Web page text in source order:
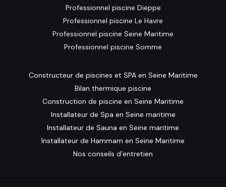
Professionnel piscine Dieppe
Professionnel piscine Le Havre
Professionnel piscine Seine Maritime
Professionnel piscine Somme
Constructeur de piscines et SPA en Seine Maritime
Bilan thermique piscine
Construction de piscine en Seine Maritime
Installateur de Spa en Seine maritime
Installateur de Sauna en Seine maritime
Installateur de Hammam en Seine Maritime
Nos conseils d’entretien